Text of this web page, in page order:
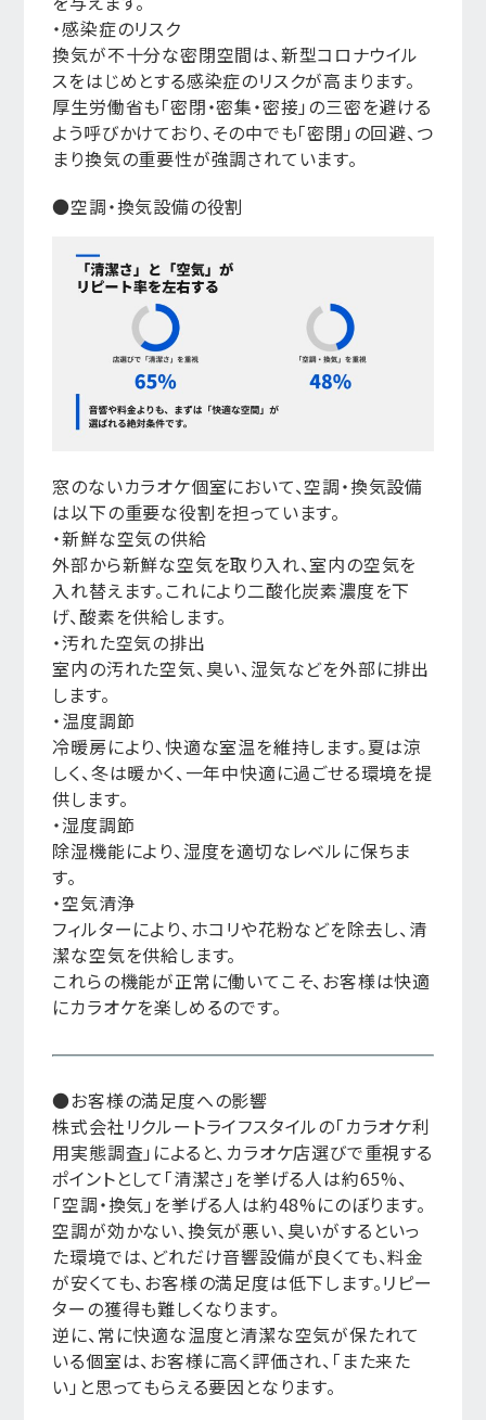
・感染症のリスク
換気が不十分な密閉空間は、新型コロナウイル
スをはじめとする感染症のリスクが高まります。
厚生労働省も「密閉・密集・密接」の三密を避ける
よう呼びかけており、その中でも「密閉」の回避、つ
まり換気の重要性が強調されています。
●空調・換気設備の役割
窓のないカラオケ個室において、空調・換気設備
は以下の重要な役割を担っています。
・新鮮な空気の供給
外部から新鮮な空気を取り入れ、室内の空気を
入れ替えます。これにより二酸化炭素濃度を下
げ、酸素を供給します。
・汚れた空気の排出
室内の汚れた空気、臭い、湿気などを外部に排出
します。
・温度調節
冷暖房により、快適な室温を維持します。夏は涼
しく、冬は暖かく、一年中快適に過ごせる環境を提
供します。
・湿度調節
除湿機能により、湿度を適切なレベルに保ちま
す。
・空気清浄
フィルターにより、ホコリや花粉などを除去し、清
潔な空気を供給します。
これらの機能が正常に働いてこそ、お客様は快適
にカラオケを楽しめるのです。
●お客様の満足度への影響
株式会社リクルートライフスタイルの「カラオケ利
用実態調査」によると、カラオケ店選びで重視する
ポイントとして「清潔さ」を挙げる人は約65%、
「空調・換気」を挙げる人は約48%にのぼります。
空調が効かない、換気が悪い、臭いがするといっ
た環境では、どれだけ音響設備が良くても、料金
が安くても、お客様の満足度は低下します。リピー
ターの獲得も難しくなります。
逆に、常に快適な温度と清潔な空気が保たれて
いる個室は、お客様に高く評価され、「また来た
い」と思ってもらえる要因となります。